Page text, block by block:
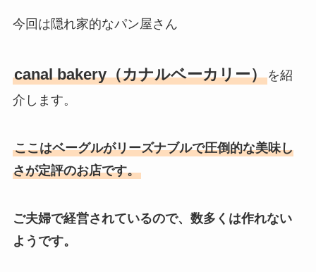
今回は隠れ家的なパン屋さん
canal bakery（カナルベーカリー）を紹
介します。
ここはベーグルがリーズナブルで圧倒的な美味し
さが定評のお店です。
ご夫婦で経営されているので、数多くは作れない
ようです。